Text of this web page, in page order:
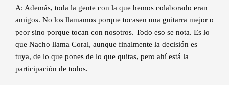
A: Además, toda la gente con la que hemos colaborado eran
amigos. No los llamamos porque tocasen una guitarra mejor o
peor sino porque tocan con nosotros. Todo eso se nota. Es lo
que Nacho llama Coral, aunque finalmente la decisión es
tuya, de lo que pones de lo que quitas, pero ahí está la
participación de todos.